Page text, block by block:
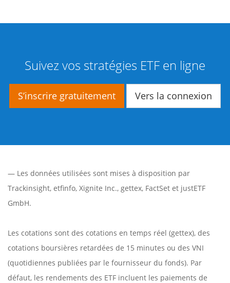
Suivez vos stratégies ETF en ligne
S’inscrire gratuitement Vers la connexion
— Les données utilisées sont mises à disposition par
Trackinsight, etfinfo, Xignite Inc., gettex, FactSet et justETF
GmbH.
Les cotations sont des cotations en temps réel (gettex), des
cotations boursières retardées de 15 minutes ou des VNI
(quotidiennes publiées par le fournisseur du fonds). Par
défaut, les rendements des ETF incluent les paiements de